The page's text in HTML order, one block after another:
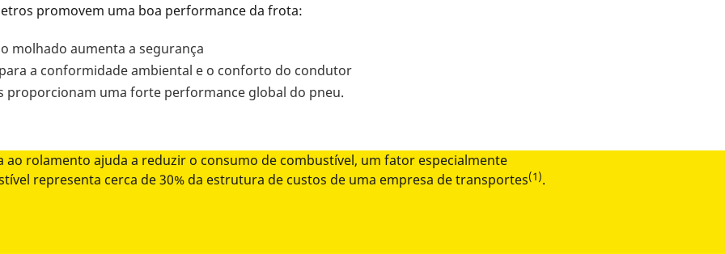
promovem uma boa performance da frota:
molhado aumenta a segurança
a conformidade ambiental e o conforto do condutor
proporcionam uma forte performance global do pneu.
ao rolamento ajuda a reduzir o consumo de combustível, um fator especialmente
representa cerca de 30% da estrutura de custos de uma empresa de transportes(1).